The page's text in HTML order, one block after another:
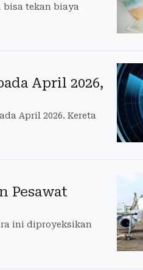
tekan biaya
April 2026,
April 2026. Kereta
Pesawat
ini diproyeksikan